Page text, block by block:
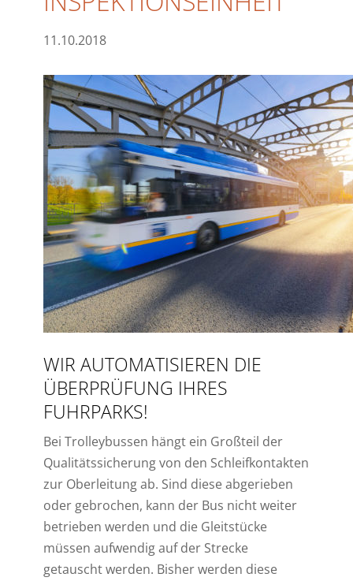
11.10.2018
WIR AUTOMATISIEREN DIE
ÜBERPRÜFUNG IHRES
FUHRPARKS!
Bei Trolleybussen hängt ein Großteil der
Qualitätssicherung von den Schleifkontakten
zur Oberleitung ab. Sind diese abgerieben
oder gebrochen, kann der Bus nicht weiter
betrieben werden und die Gleitstücke
müssen aufwendig auf der Strecke
getauscht werden. Bisher werden diese